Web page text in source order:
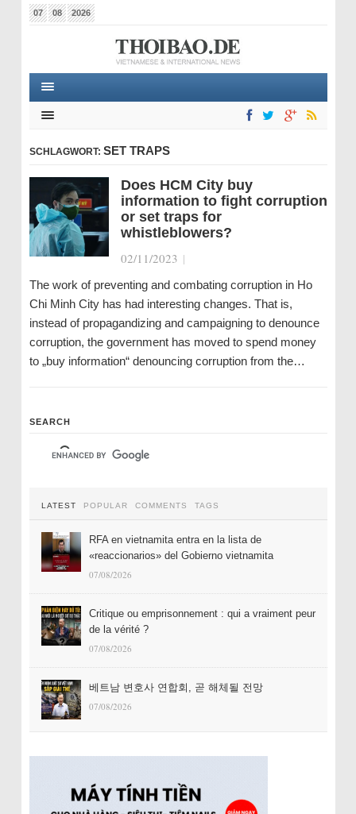
07 08 2026
SCHLAGWORT: SET TRAPS
Does HCM City buy
information to fight corruption
or set traps for
whistleblowers?
02/11/2023 |
The work of preventing and combating corruption in Ho
Chi Minh City has had interesting changes. That is,
instead of propagandizing and campaigning to denounce
corruption, the government has moved to spend money
to „buy information“ denouncing corruption from the…
SEARCH
LATEST POPULAR COMMENTS TAGS
RFA en vietnamita entra en la lista de
«reaccionarios» del Gobierno vietnamita
07/08/2026
Critique ou emprisonnement : qui a vraiment peur
de la vérité ?
07/08/2026
베트남 변호사 연합회, 곧 해체될 전망
07/08/2026